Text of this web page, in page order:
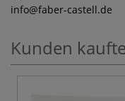
info@faber-castell.de
Kunden